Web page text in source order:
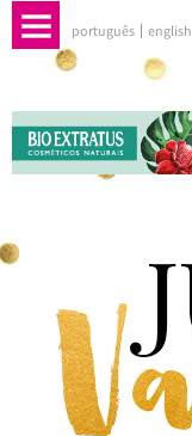
português english